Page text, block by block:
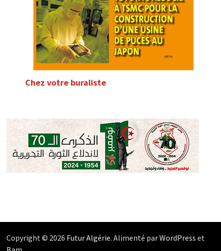
Chez votre buraliste
Copyright © 2026 Futur Algérie. Alimenté parWordPress et